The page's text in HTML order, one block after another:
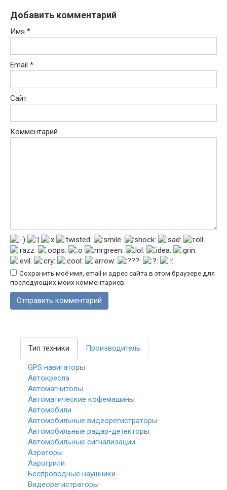
Добавить комментарий
Имя *
Email *
Сайт
Комментарий
Сохранить моё имя, email и адрес сайта в этом браузере для
последующих моих комментариев.
Тип техники Производитель
GPS навигаторы
Автокресла
Автомагнитолы
Автоматические кофемашины
Автомобили
Автомобильные видеорегистраторы
Автомобильные радар-детекторы
Автомобильные сигнализации
Аэраторы
Аэрогрили
Беспроводные наушники
Видеорегистраторы